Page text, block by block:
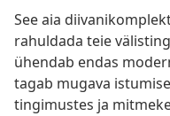
See aia
rahuldada teie
ühendab endas
tagab mugava
tingimustes ja